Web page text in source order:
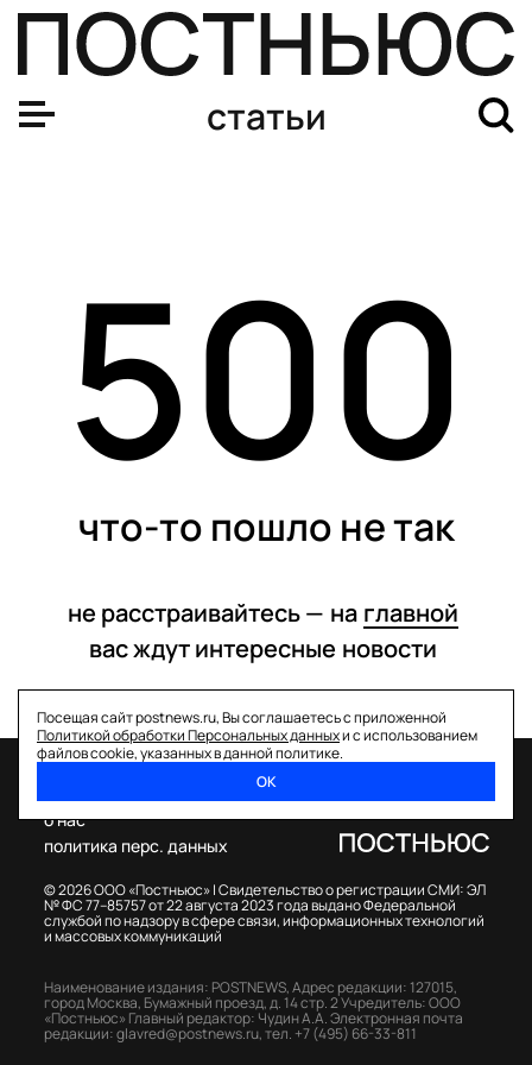
статьи
500
что-то пошло не так
не расстраивайтесь — на главной
вас ждут интересные новости
Посещая сайт postnews.ru, Вы соглашаетесь с приложенной
Политикой обработки Персональных данныхи с использованием
файлов cookie, указанных в данной политике.
ОК
© 2026 ООО «Постньюс» |Свидетельство о регистрации СМИ: ЭЛ
№ ФС 77–85757 от 22 августа 2023 года выдано Федеральной
службой по надзору в сфере связи, информационных технологий
и массовых коммуникаций
о нас
политика перс. данных
Наименование издания: POSTNEWS,Адрес редакции: 127015,
город Москва, Бумажный проезд, д. 14 стр. 2Учредитель: ООО
«Постньюс» Главный редактор: Чудин А.А.Электронная почта
редакции:glavred@postnews.ru,тел. +7 (495) 66-33-811